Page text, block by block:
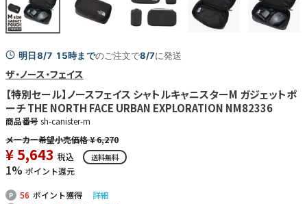
明日8/7 15時までのご注文で8/7に発送
ザ・ノース・フェイス
【特別セール】ノースフェイス シャトルキャニスターM ガジェットポ
ーチ THE NORTH FACE URBAN EXPLORATION NM82336
商品番号 sh-canister-m
¥6,270
¥5,643 税込 送料無料
1% ポイント還元
56 ポイント獲得
詳細